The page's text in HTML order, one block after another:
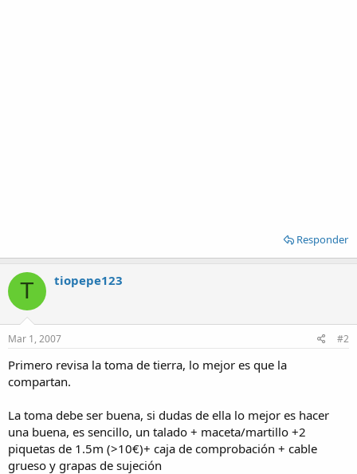
Responder
T tiopepe123
Mar 1, 2007 #2
Primero revisa la toma de tierra, lo mejor es que la
compartan.
La toma debe ser buena, si dudas de ella lo mejor es hacer
una buena, es sencillo, un talado + maceta/martillo +2
piquetas de 1.5m (>10€)+ caja de comprobación + cable
grueso y grapas de sujeción